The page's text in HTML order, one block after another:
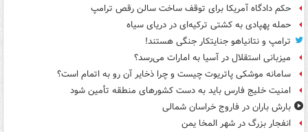
حکم دادگاه آمریکا برای توقف ساخت سالن رقص ترامپ
حمله پهپادی به کشتی ترکیه‌ای در دریای سیاه
ترامپ و نتانیاهو جنایتکار جنگی هستند!
میزبانی استقلال در آسیا به امارات می‌رسد؟
سامانه موشکی پاتریوت چیست و چرا ذخایر آن رو به اتمام است؟
امنیت خلیج فارس باید به دست کشورهای منطقه تأمین شود
بارش باران در فاروج خراسان شمالی
انفجار بزرگ در شهر المخا یمن